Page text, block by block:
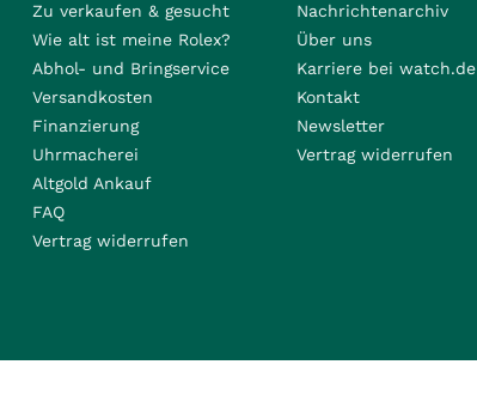
Zu verkaufen & gesucht
Wie alt ist meine Rolex?
Abhol- und Bringservice
Versandkosten
Finanzierung
Uhrmacherei
Altgold Ankauf
FAQ
Vertrag widerrufen
Nachrichtenarchiv
Über uns
Karriere bei watch.de
Kontakt
Newsletter
Vertrag widerrufen